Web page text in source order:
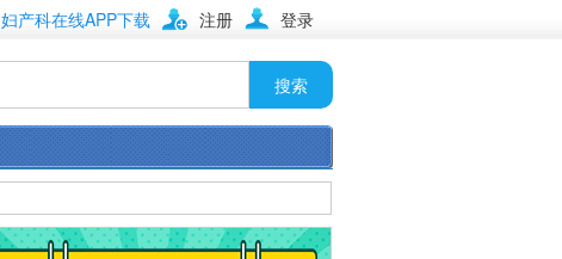
妇产科在线APP下载 注册 登录
搜索